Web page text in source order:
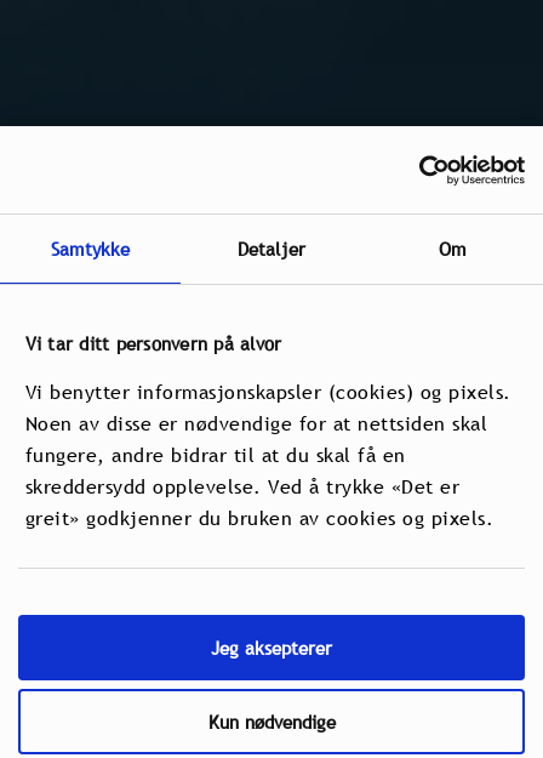
Samtykke Detaljer Om
Vi tar ditt personvern på alvor
Vi benytter informasjonskapsler (cookies) og pixels.
Noen av disse er nødvendige for at nettsiden skal
fungere, andre bidrar til at du skal få en
skreddersydd opplevelse. Ved å trykke «Det er
greit» godkjenner du bruken av cookies og pixels.
Jeg aksepterer
Kun nødvendige
We look forward to see you in
Holmenkollen again in March 2027!
More info will follow.